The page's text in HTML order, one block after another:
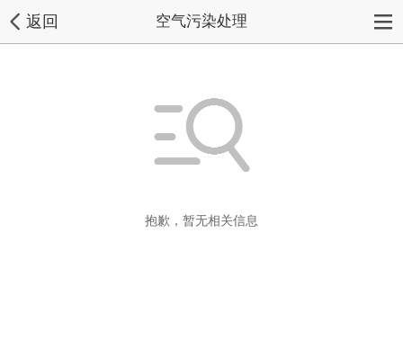
返回 空气污染处理
抱歉，暂无相关信息